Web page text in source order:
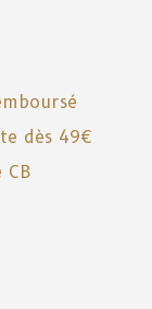
dès 49€
CB